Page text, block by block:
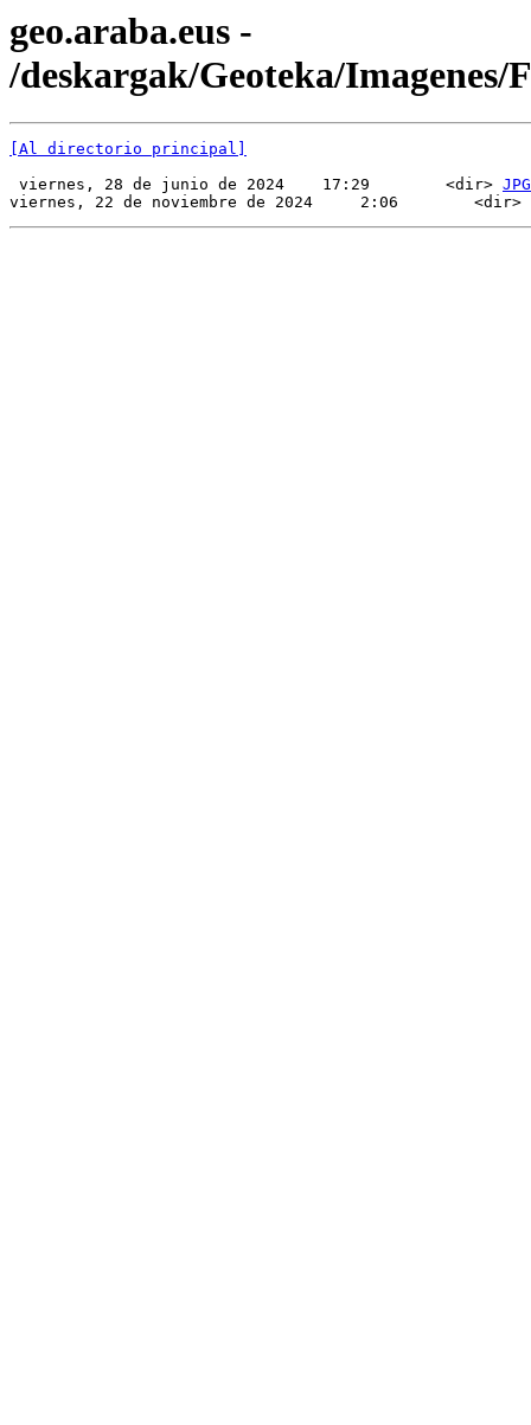
geo.araba.eus -
/deskargak/Geoteka/Imagenes/
[Al directorio principal]
viernes, 28 de junio de 2024    17:29        <dir> JPG
viernes, 22 de noviembre de 2024     2:06        <dir>